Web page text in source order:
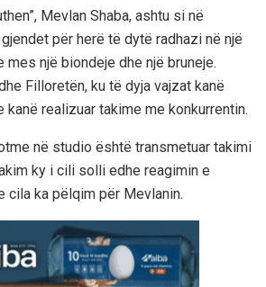
Mevlan Shaba, ashtu si në
për herë të dytë radhazi në një
mes një biondeje dhe një bruneje.
Filloretën, ku të dyja vajzat kanë
kanë realizuar takime me konkurrentin.
në studio është transmetuar takimi
ky i cili solli edhe reagimin e
cila ka pëlqim për Mevlanin.